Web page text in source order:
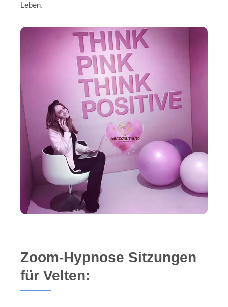
Leben.
Zoom-Hypnose Sitzungen
für Velten: